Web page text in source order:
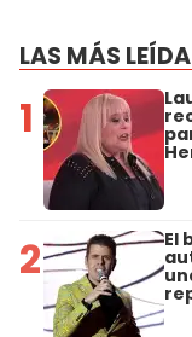
LAS MÁS
1
2 El